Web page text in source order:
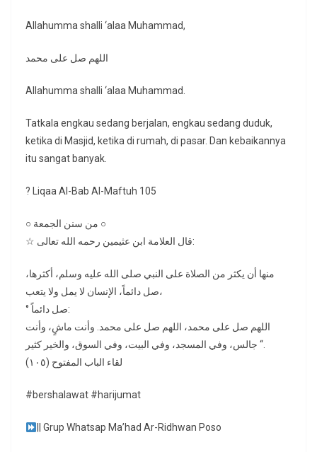
Allahumma shalli ‘alaa Muhammad,
اللهم صل على محمد
Allahumma shalli ‘alaa Muhammad.
Tatkala engkau sedang berjalan, engkau sedang duduk,
ketika di Masjid, ketika di rumah, di pasar. Dan kebaikannya
itu sangat banyak.
? Liqaa Al-Bab Al-Maftuh 105
○ من سنن الجمعة ○
☆ قال العلامة ابن عثيمين رحمه الله تعالى:
منها أن يكثر من الصلاة على النبي صلى الله عليه وسلم، أكثرها،
صل دائماً، الإنسان لا يمل ولا يتعب،
° صل دائماً:
اللهم صل على محمد، اللهم صل على محمد. وأنت ماشٍ، وأنت
جالس، وفي المسجد، وفي البيت، وفي السوق، والخير كثير “.
لقاء الباب المفتوح (١٠٥)
#bershalawat #harijumat
|| Grup Whatsap Ma’had Ar-Ridhwan Poso